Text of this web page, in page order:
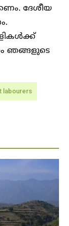
ദേശീയ
ഞങ്ങളുടെ
labourers